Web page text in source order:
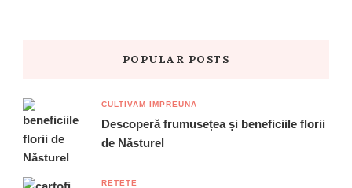
POPULAR POSTS
CULTIVAM IMPREUNA
Descoperă frumusețea și beneficiile florii
de Năsturel
RETETE